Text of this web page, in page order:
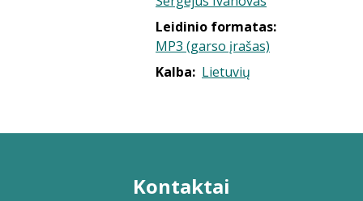
Leidinio formatas:
MP3 (garso įrašas)
Kalba: Lietuvių
Kontaktai